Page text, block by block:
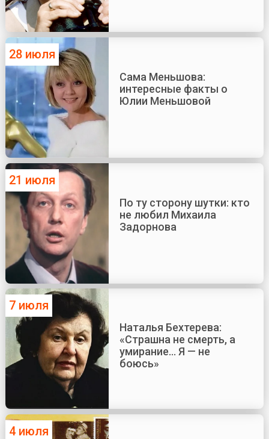
28 июля
Сама Меньшова:
интересные факты о
Юлии Меньшовой
21 июля
По ту сторону шутки: кто
не любил Михаила
Задорнова
7 июля
Наталья Бехтерева:
«Страшна не смерть, а
умирание... Я — не
боюсь»
4 июля